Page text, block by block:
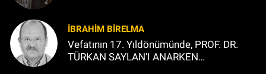
İBRAHIM BİRELMA
Vefatının 17. Yıldönümünde, PROF. DR.
TÜRKAN SAYLAN’I ANARKEN…